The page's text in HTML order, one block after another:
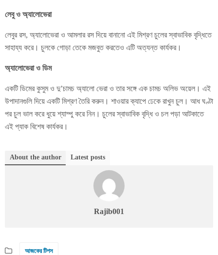
লেবু ও অ্যালোভেরা
লেবুর রস, অ্যালোভেরা ও আমলার রস দিয়ে বানানো এই মিশ্রণ চুলের স্বাভাবিক বৃদ্ধিতে
সাহায্য করে। চুলকে গোড়া তেকে মজবুত করতেও এটি অত্যন্ত কার্যকর।
অ্যালোভেরা ও ডিম
একটি ডিমের কুসুম ও দু’চামচ অ্যালো ভেরা ও তার সঙ্গে এক চামচ অলিভ অয়েল। এই
উপাদানগুলি দিয়ে একটি মিশ্রণ তৈরি করুন। শাওয়ার ক্যাপে ঢেকে রাখুন চুল। আধ ঘণ্টা
পর চুল ভাল করে ধুয়ে শ্যাম্পু করে নিন। চুলের স্বাভাবিক বৃদ্ধি ও চল পড়া আটকাতে
এই প্যাক বিশেষ কার্যকর।
About the author Latest posts
Rajib001
আজকের টিপস